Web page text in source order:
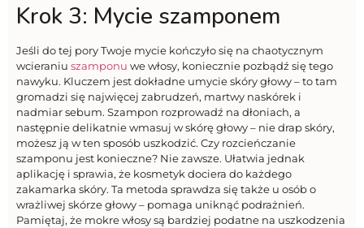
Krok 3: Mycie szamponem
Jeśli do tej pory Twoje mycie kończyło się na chaotycznym
wcieraniu szamponu we włosy, koniecznie pozbądź się tego
nawyku. Kluczem jest dokładne umycie skóry głowy – to tam
gromadzi się najwięcej zabrudzeń, martwy naskórek i
nadmiar sebum. Szampon rozprowadź na dłoniach, a
następnie delikatnie wmasuj w skórę głowy – nie drap skóry,
możesz ją w ten sposób uszkodzić. Czy rozcieńczanie
szamponu jest konieczne? Nie zawsze. Ułatwia jednak
aplikację i sprawia, że kosmetyk dociera do każdego
zakamarka skóry. Ta metoda sprawdza się także u osób o
wrażliwej skórze głowy – pomaga uniknąć podrażnień.
Pamiętaj, że mokre włosy są bardziej podatne na uszkodzenia